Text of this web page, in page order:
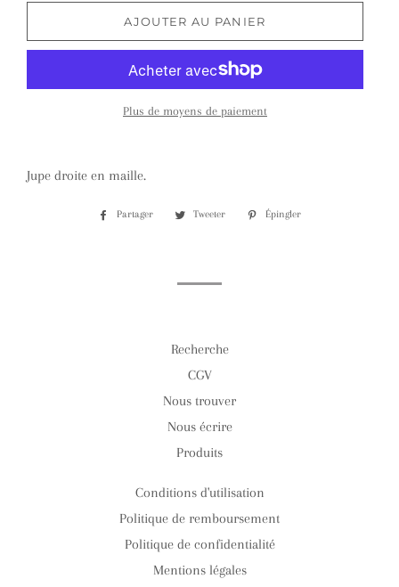
AJOUTER AU PANIER
Plus de moyens de paiement
Jupe droite en maille.
Partager
PartagerTweeter
Tweeter Épingler
Recherche
CGV
Nous trouver
Nous écrire
Produits
Conditions d'utilisation
Politique de remboursement
Politique de confidentialité
Mentions légales